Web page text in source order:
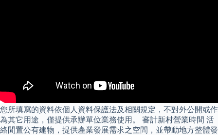
您所填寫的資料依個人資料保護法及相關規定，不對外公開或作
為其它用途，僅提供承辦單位業務使用。 審計新村營業時間 活
絡閒置公有建物，提供產業發展需求之空間，並帶動地方整體發